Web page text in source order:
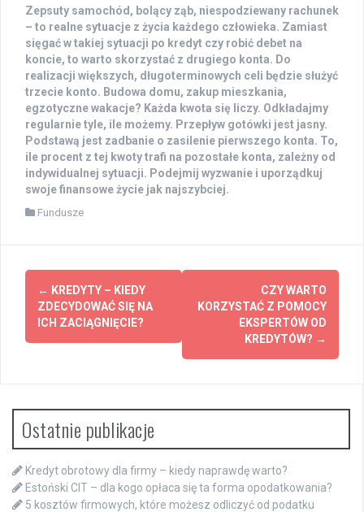
Zepsuty samochód, bolący ząb, niespodziewany rachunek
– to realne sytuacje z życia każdego człowieka. Zamiast
sięgać w takiej sytuacji po kredyt czy robić debet na
koncie, to warto skorzystać z drugiego konta. Do
realizacji większych, długoterminowych celi będzie służyć
trzecie konto. Budowa domu, zakup mieszkania,
egzotyczne wakacje? Każda kwota się liczy. Odkładajmy
regularnie tyle, ile możemy. Przepływ gotówki jest jasny.
Podstawą jest zadbanie o zasilenie pierwszego konta. To,
ile procent z tej kwoty trafi na pozostałe konta, zależny od
indywidualnej sytuacji. Podejmij wyzwanie i uporządkuj
swoje finansowe życie jak najszybciej.
Fundusze
Zobacz
wpisy
← KREDYTY – KIEDY
ZDECYDOWAĆ SIĘ NA
ICH ZACIĄGNIĘCIE?
CZY WARTO
KORZYSTAĆ Z POMOCY
EKSPERTÓW OD
KREDYTÓW? →
Ostatnie publikacje
Kredyt obrotowy dla firmy – kiedy naprawdę warto?
Estoński CIT – dla kogo opłaca się ta forma opodatkowania?
5 kosztów firmowych, które możesz odliczyć od podatku